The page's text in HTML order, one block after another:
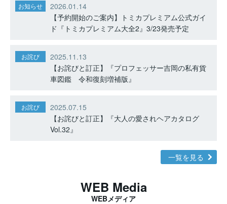
お知らせ
2026.01.14
【予約開始のご案内】トミカプレミアム公式ガイ
ド『トミカプレミアム大全2』3/23発売予定
お詫び
2025.11.13
【お詫びと訂正】『プロフェッサー吉岡の私有貨
車図鑑 令和復刻増補版』
お詫び
2025.07.15
【お詫びと訂正】『大人の愛されヘアカタログ
Vol.32』
一覧を見る
WEB Media
WEBメディア